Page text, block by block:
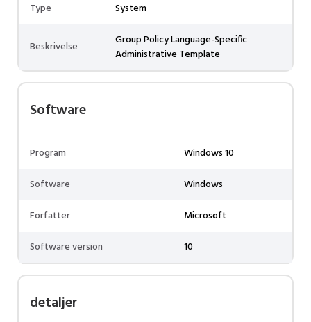
Type
System
Beskrivelse
Group Policy Language-Specific
Administrative Template
Software
Program
Windows 10
Software
Windows
Forfatter
Microsoft
Software version
10
detaljer